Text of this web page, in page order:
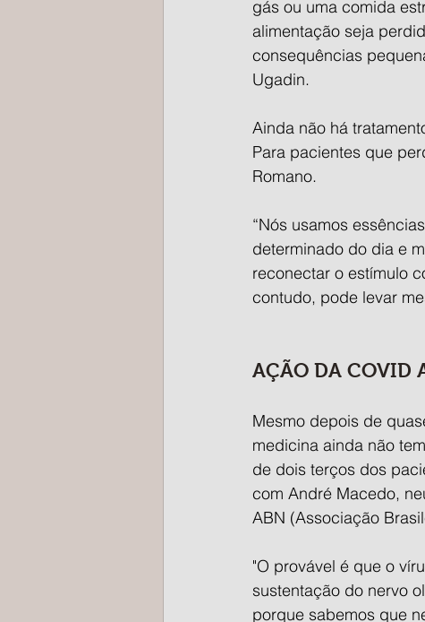
gás ou uma comida
alimentação seja
consequências
Ugadin.
Ainda não há
Para pacientes que
Romano.
“Nós usamos
determinado do dia e
reconectar o estímulo
contudo, pode levar
AÇÃO DA COVID
Mesmo depois de
medicina ainda não
de dois terços dos
com André Macedo,
ABN (Associação
"O provável é que o
sustentação do nervo
porque sabemos que